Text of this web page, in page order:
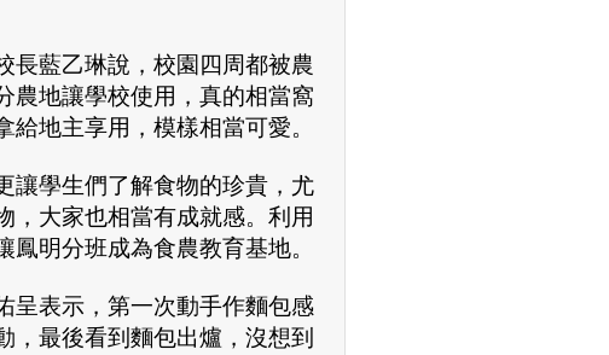
長藍乙琳說，校園四周都被農
農地讓學校使用，真的相當窩
地主享用，模樣相當可愛。
讓學生們了解食物的珍貴，尤
，大家也相當有成就感。利用
明分班成為食農教育基地。
呈表示，第一次動手作麵包感
，最後看到麵包出爐，沒想到